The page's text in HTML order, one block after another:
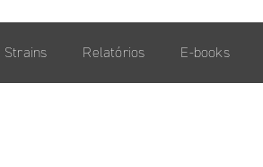
Strains Relatórios E-books